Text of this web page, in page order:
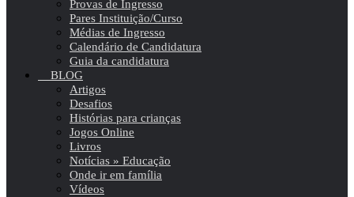
Provas de Ingresso
Pares Instituição/Curso
Médias de Ingresso
Calendário de Candidatura
Guia da candidatura
BLOG
Artigos
Desafios
Histórias para crianças
Jogos Online
Livros
Notícias » Educação
Onde ir em família
Vídeos